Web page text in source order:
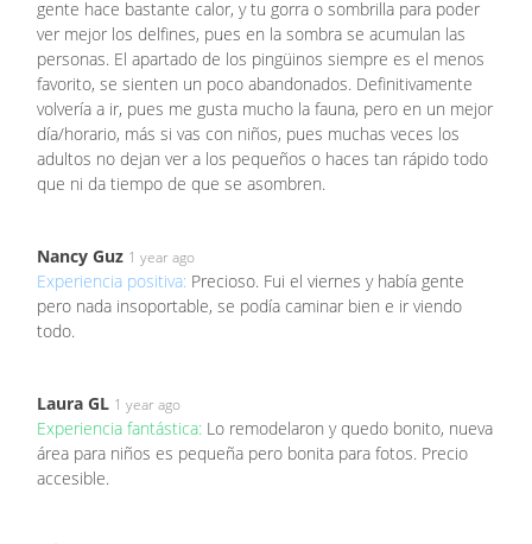
gente hace bastante calor, y tu gorra o sombrilla para poder
ver mejor los delfines, pues en la sombra se acumulan las
personas. El apartado de los pingüinos siempre es el menos
favorito, se sienten un poco abandonados. Definitivamente
volvería a ir, pues me gusta mucho la fauna, pero en un mejor
día/horario, más si vas con niños, pues muchas veces los
adultos no dejan ver a los pequeños o haces tan rápido todo
que ni da tiempo de que se asombren.
Nancy Guz 1 year ago
Experiencia positiva: Precioso. Fui el viernes y había gente
pero nada insoportable, se podía caminar bien e ir viendo
todo.
Laura GL 1 year ago
Experiencia fantástica: Lo remodelaron y quedo bonito, nueva
área para niños es pequeña pero bonita para fotos. Precio
accesible.